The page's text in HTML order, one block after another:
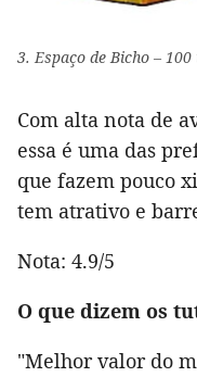
3. Espaço de Bicho –
Com alta nota de
essa é uma das
que fazem pouco
tem atrativo e
Nota: 4.9/5
O que dizem os
"Melhor valor do